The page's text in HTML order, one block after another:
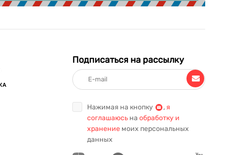
Подписаться на рассылку
Нажимая на кнопку , я
соглашаюсь на обработку и
хранение моих персональных
данных